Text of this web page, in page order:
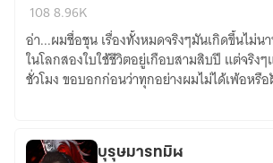
แค่
อยาก
ใช้
ชีวิต
ธรรมดา..ไม่
1088.96K
อ่า...ผมชื่อชุน เรื่องทั้งหมดจริงๆมันเกิดขึ้นไม่
ในโลกสองใบใช้ชีวิตอยู่เกือบสามสิบปี แต่จริง
ชั่วโมง ขอบอกก่อนว่าทุกอย่างผมไม่ได้เพ้อหรื
บุรุษมารทมิฬ